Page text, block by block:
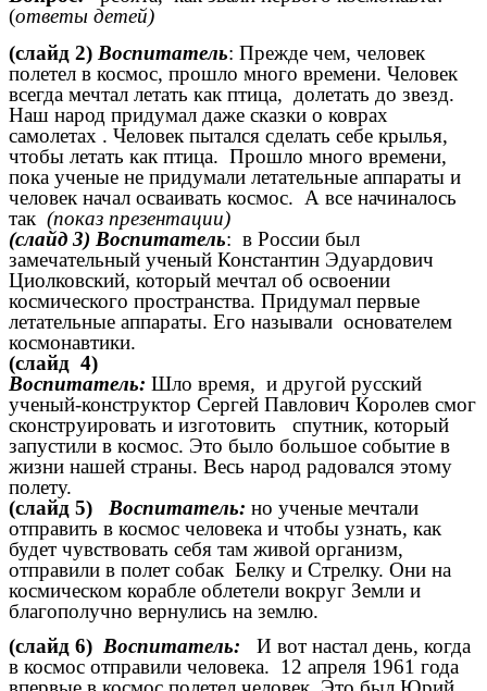
(ответы детей)
(слайд 2) Воспитатель: Прежде чем, человек
полетел в космос, прошло много времени. Человек
всегда мечтал летать как птица, долетать до звезд.
Наш народ придумал даже сказки о коврах
самолетах . Человек пытался сделать себе крылья,
чтобы летать как птица. Прошло много времени,
пока ученые не придумали летательные аппараты и
человек начал осваивать космос. А все начиналось
так (показ презентации)
(слайд 3) Воспитатель: в России был
замечательный ученый Константин Эдуардович
Циолковский, который мечтал об освоении
космического пространства. Придумал первые
летательные аппараты. Его называли основателем
космонавтики.
(слайд 4)
Воспитатель: Шло время, и другой русский
ученый-конструктор Сергей Павлович Королев смог
сконструировать и изготовить спутник, который
запустили в космос. Это было большое событие в
жизни нашей страны. Весь народ радовался этому
полету.
(слайд 5)
Воспитатель: но ученые мечтали
отправить в космос человека и чтобы узнать, как
будет чувствовать себя там живой организм,
отправили в полет собак Белку и Стрелку. Они на
космическом корабле облетели вокруг Земли и
благополучно вернулись на землю.
(слайд 6) Воспитатель: И вот настал день, когда
в космос отправили человека. 12 апреля 1961 года